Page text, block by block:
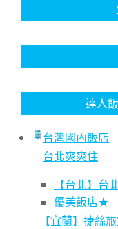
達人
台灣國內飯店
台北爽爽住
【台北】
優美飯店★
【宜蘭】捷絲